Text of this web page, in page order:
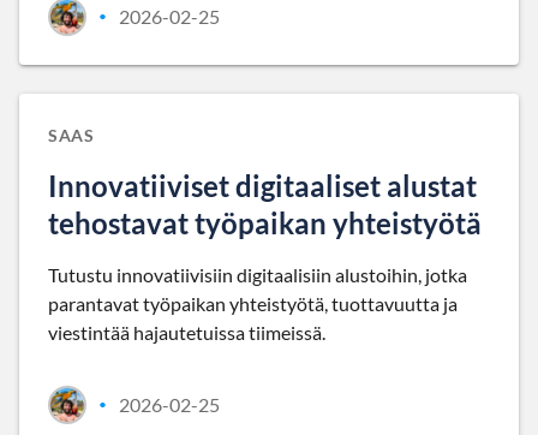
• 2026-02-25
SAAS
Innovatiiviset digitaaliset alustat
tehostavat työpaikan yhteistyötä
Tutustu innovatiivisiin digitaalisiin alustoihin, jotka
parantavat työpaikan yhteistyötä, tuottavuutta ja
viestintää hajautetuissa tiimeissä.
• 2026-02-25